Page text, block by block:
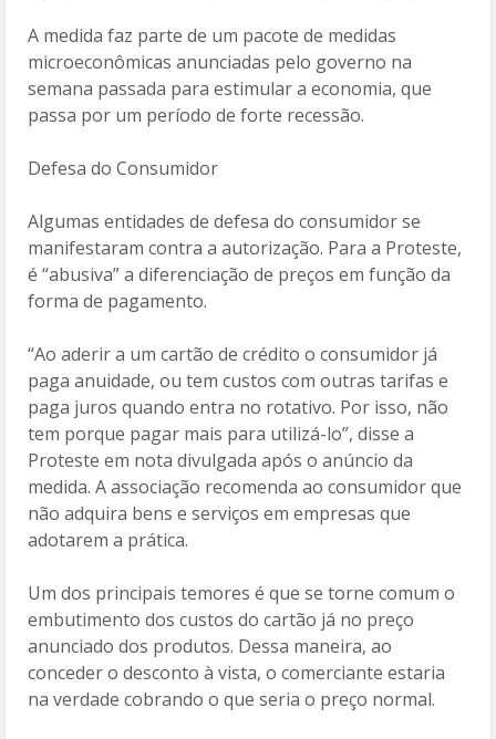
A medida faz parte de um pacote de medidas
microeconômicas anunciadas pelo governo na
semana passada para estimular a economia, que
passa por um período de forte recessão.
Defesa do Consumidor
Algumas entidades de defesa do consumidor se
manifestaram contra a autorização. Para a Proteste,
é “abusiva” a diferenciação de preços em função da
forma de pagamento.
“Ao aderir a um cartão de crédito o consumidor já
paga anuidade, ou tem custos com outras tarifas e
paga juros quando entra no rotativo. Por isso, não
tem porque pagar mais para utilizá-lo”, disse a
Proteste em nota divulgada após o anúncio da
medida. A associação recomenda ao consumidor que
não adquira bens e serviços em empresas que
adotarem a prática.
Um dos principais temores é que se torne comum o
embutimento dos custos do cartão já no preço
anunciado dos produtos. Dessa maneira, ao
conceder o desconto à vista, o comerciante estaria
na verdade cobrando o que seria o preço normal.